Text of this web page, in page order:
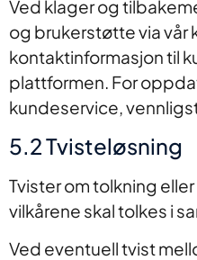
Ved klager og
og brukerstøtte via vår
kontaktinformasjon til
plattformen. For
kundeservice,
5.2 Tvisteløsning
Tvister om tolkning
vilkårene skal tolkes i
Ved eventuell tvist